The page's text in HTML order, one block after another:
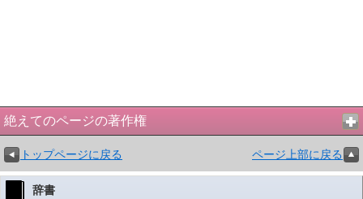
絶えてのページの著作権
トップページに戻る ページ上部に戻る
辞書